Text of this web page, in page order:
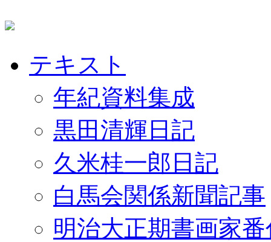
テキスト
年紀資料集成
黒田清輝日記
久米桂一郎日記
白馬会関係新聞記事
明治大正期書画家